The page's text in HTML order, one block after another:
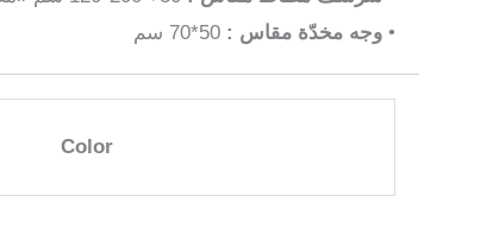
• وجه مخدّة مقاس :
Color